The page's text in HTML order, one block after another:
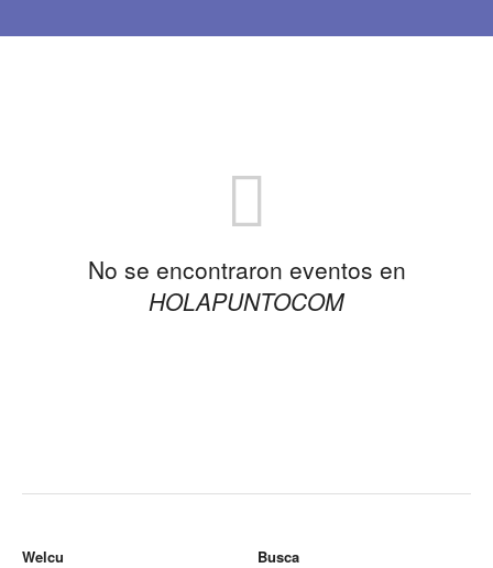
No se encontraron eventos en
HOLAPUNTOCOM
Welcu
Busca